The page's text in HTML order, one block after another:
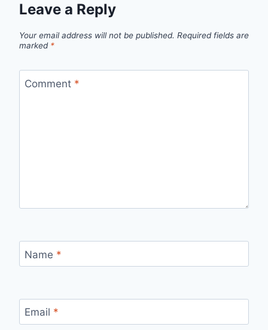
Leave a Reply
Your email address will not be published. Required fields are
marked *
Comment *
Name *
Email *